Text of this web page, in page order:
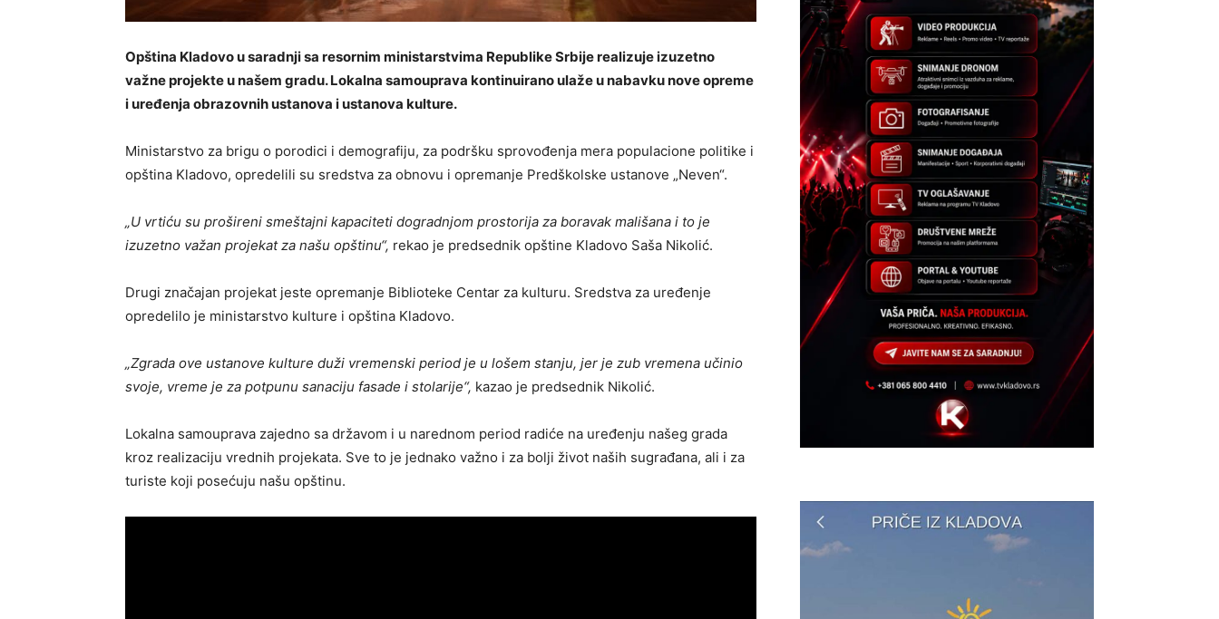
Opština Kladovo u saradnji sa resornim ministarstvima Republike Srbije realizuje izuzetno
važne projekte u našem gradu. Lokalna samouprava kontinuirano ulaže u nabavku nove opreme
i uređenja obrazovnih ustanova i ustanova kulture.
Ministarstvo za brigu o porodici i demografiju, za podršku sprovođenja mera populacione politike i
opština Kladovo, opredelili su sredstva za obnovu i opremanje Predškolske ustanove „Neven“.
„U vrtiću su prošireni smeštajni kapaciteti dogradnjom prostorija za boravak mališana i to je
izuzetno važan projekat za našu opštinu“, rekao je predsednik opštine Kladovo Saša Nikolić.
Drugi značajan projekat jeste opremanje Biblioteke Centar za kulturu. Sredstva za uređenje
opredelilo je ministarstvo kulture i opština Kladovo.
„Zgrada ove ustanove kulture duži vremenski period je u lošem stanju, jer je zub vremena učinio
svoje, vreme je za potpunu sanaciju fasade i stolarije“, kazao je predsednik Nikolić.
Lokalna samouprava zajedno sa državom i u narednom period radiće na uređenju našeg grada
kroz realizaciju vrednih projekata. Sve to je jednako važno i za bolji život naših sugrađana, ali i za
turiste koji posećuju našu opštinu.